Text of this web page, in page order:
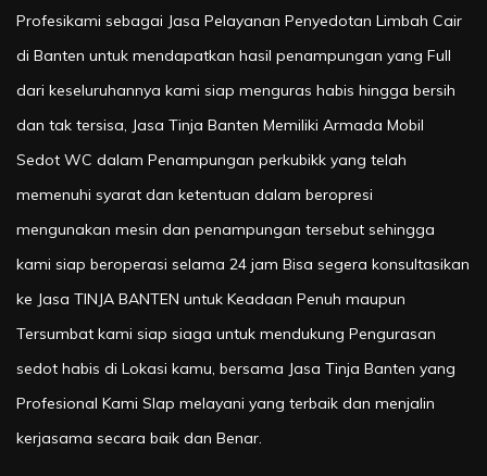
Profesikami sebagai Jasa Pelayanan Penyedotan Limbah Cair
di Banten untuk mendapatkan hasil penampungan yang Full
dari keseluruhannya kami siap menguras habis hingga bersih
dan tak tersisa, Jasa Tinja Banten Memiliki Armada Mobil
Sedot WC dalam Penampungan perkubikk yang telah
memenuhi syarat dan ketentuan dalam beropresi
mengunakan mesin dan penampungan tersebut sehingga
kami siap beroperasi selama 24 jam Bisa segera konsultasikan
ke Jasa TINJA BANTEN untuk Keadaan Penuh maupun
Tersumbat kami siap siaga untuk mendukung Pengurasan
sedot habis di Lokasi kamu, bersama Jasa Tinja Banten yang
Profesional Kami SIap melayani yang terbaik dan menjalin
kerjasama secara baik dan Benar.